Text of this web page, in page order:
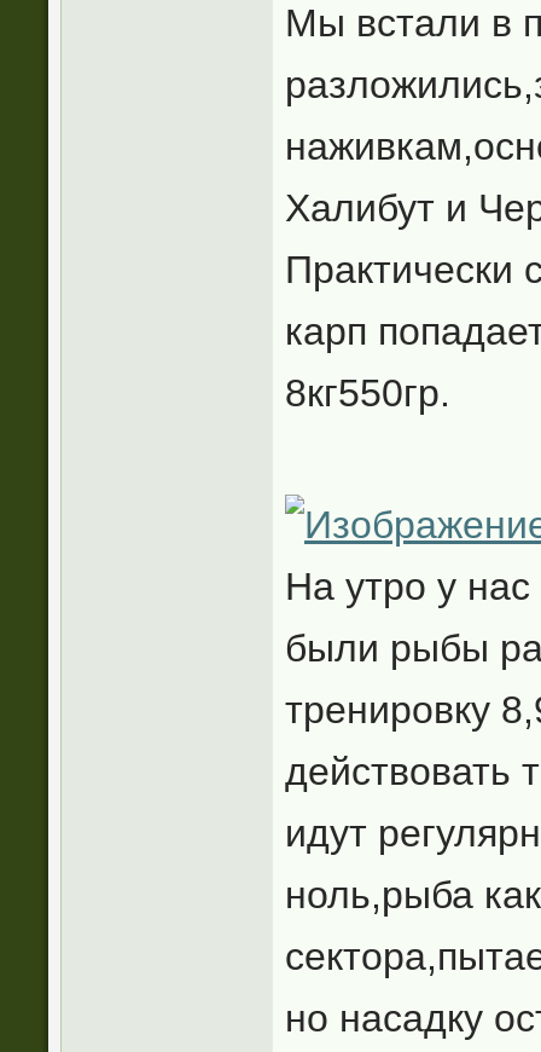
Мы встали в
Халибут и
Практически
карп
8кг550гр.
На утро у
были рыбы
тренировку
действовать
идут
ноль,рыба
но насадку